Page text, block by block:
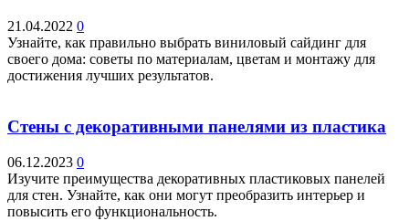
21.04.2022 0
Узнайте, как правильно выбрать виниловый сайдинг для
своего дома: советы по материалам, цветам и монтажу для
достижения лучших результатов.
Стены с декоративными панелями из пластика
06.12.2023 0
Изучите преимущества декоративных пластиковых панелей
для стен. Узнайте, как они могут преобразить интерьер и
повысить его функциональность.